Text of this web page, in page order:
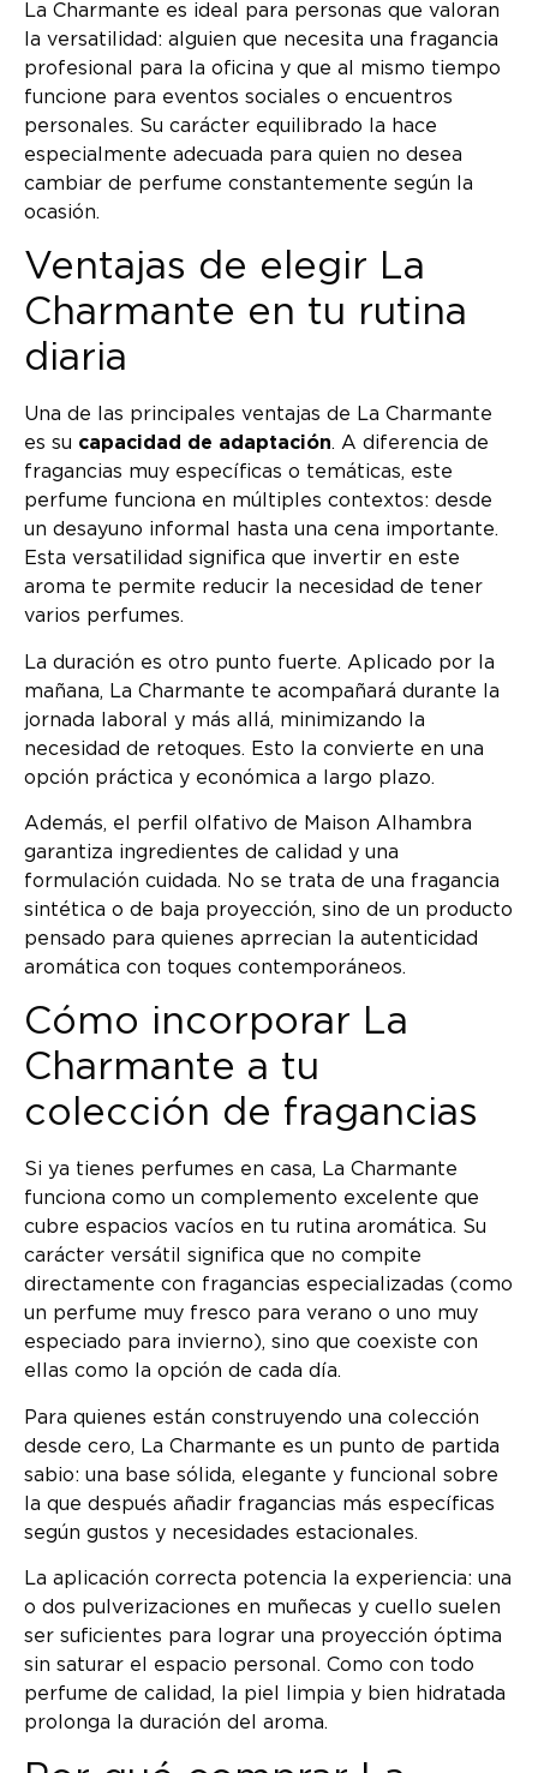
La Charmante es ideal para personas que valoran
la versatilidad: alguien que necesita una fragancia
profesional para la oficina y que al mismo tiempo
funcione para eventos sociales o encuentros
personales. Su carácter equilibrado la hace
especialmente adecuada para quien no desea
cambiar de perfume constantemente según la
ocasión.
Ventajas de elegir La
Charmante en tu rutina
diaria
Una de las principales ventajas de La Charmante
es su capacidad de adaptación. A diferencia de
fragancias muy específicas o temáticas, este
perfume funciona en múltiples contextos: desde
un desayuno informal hasta una cena importante.
Esta versatilidad significa que invertir en este
aroma te permite reducir la necesidad de tener
varios perfumes.
La duración es otro punto fuerte. Aplicado por la
mañana, La Charmante te acompañará durante la
jornada laboral y más allá, minimizando la
necesidad de retoques. Esto la convierte en una
opción práctica y económica a largo plazo.
Además, el perfil olfativo de Maison Alhambra
garantiza ingredientes de calidad y una
formulación cuidada. No se trata de una fragancia
sintética o de baja proyección, sino de un producto
pensado para quienes aprrecian la autenticidad
aromática con toques contemporáneos.
Cómo incorporar La
Charmante a tu
colección de fragancias
Si ya tienes perfumes en casa, La Charmante
funciona como un complemento excelente que
cubre espacios vacíos en tu rutina aromática. Su
carácter versátil significa que no compite
directamente con fragancias especializadas (como
un perfume muy fresco para verano o uno muy
especiado para invierno), sino que coexiste con
ellas como la opción de cada día.
Para quienes están construyendo una colección
desde cero, La Charmante es un punto de partida
sabio: una base sólida, elegante y funcional sobre
la que después añadir fragancias más específicas
según gustos y necesidades estacionales.
La aplicación correcta potencia la experiencia: una
o dos pulverizaciones en muñecas y cuello suelen
ser suficientes para lograr una proyección óptima
sin saturar el espacio personal. Como con todo
perfume de calidad, la piel limpia y bien hidratada
prolonga la duración del aroma.